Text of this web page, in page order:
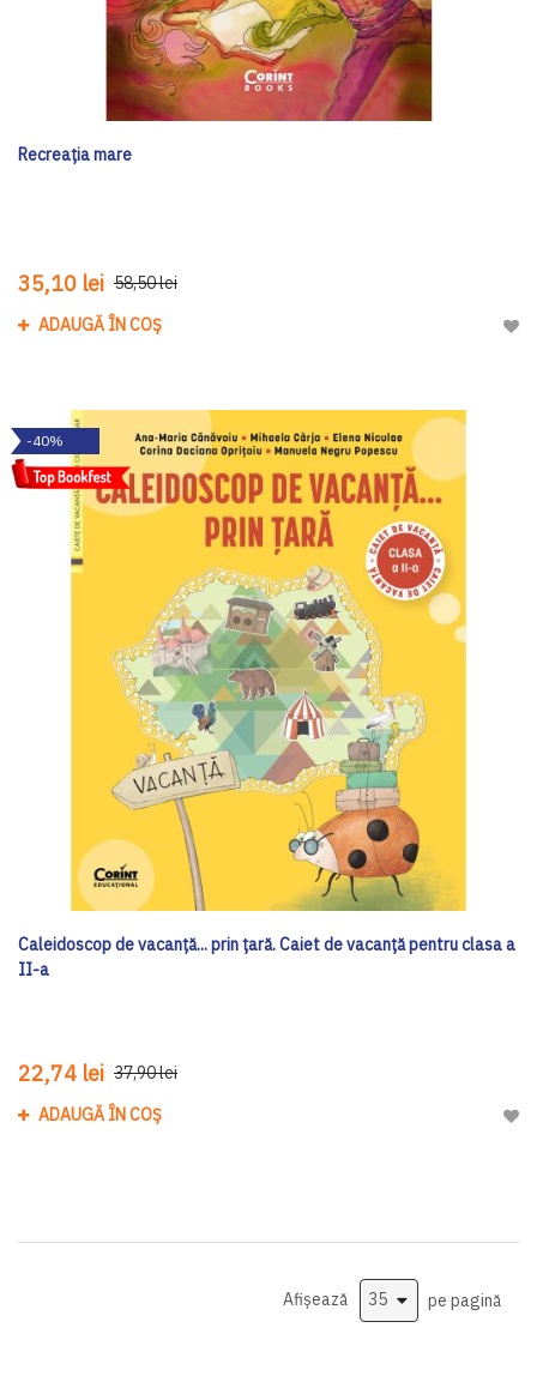
Recreația mare
35,10 lei 58,50 lei
ADAUGĂ ÎN COȘ
-40%
Caleidoscop de vacanță... prin țară. Caiet de vacanță pentru clasa a
II-a
22,74 lei 37,90 lei
ADAUGĂ ÎN COȘ
Afișează pe pagină